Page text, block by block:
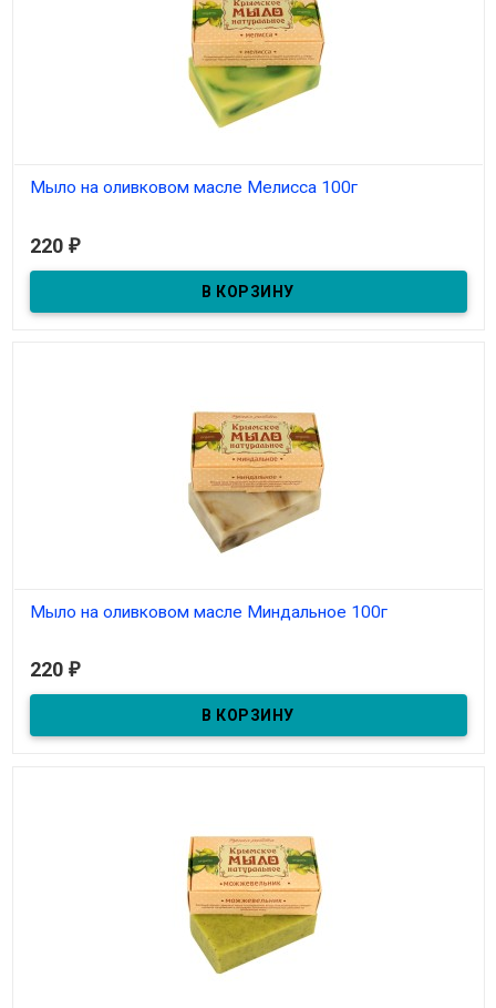
Мыло на оливковом масле Мелисса 100г
220 ₽
Мыло на оливковом масле Миндальное 100г
220 ₽